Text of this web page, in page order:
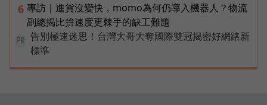
6 專訪｜進貨沒變快，momo為何仍導入機器人？物流
副總揭比拚速度更棘手的缺工難題
PR
告別極速迷思！台灣大哥大奪國際雙冠揭密好網路新
標準